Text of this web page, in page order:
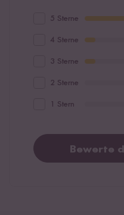
5 Sterne
4 Sterne
3 Sterne
2 Sterne
1 Stern
Bewerte